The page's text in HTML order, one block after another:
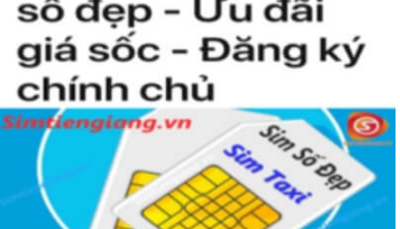
Simtiengiang.vn.
Sim Tiền Giang là đơn vị cung cấp sim số đẹp lục quý 9, sim giá rẻ
uy tín chất lượng.
Chọn mua sim số đẹp thường mất nhiều thời gian ở khoản lựa số,
một số phải vừa đẹp, vừa tốt về phong thủy thì mới là sim hoàn
hảo. Vậy phải làm sao?
- Cách nhanh nhất để chọn mua được sim lục quý 9 là bạn vào
trang chủ của Sim Tiền Giang, chọn mục “Sim giảm giá “ ở ngay
đầu trang chủ. Đây là danh sách sim được đại lý giảm giá vì một số
lý do nên bạn có thể chọn mua được số đẹp lại có giá cực rẻ nữa.